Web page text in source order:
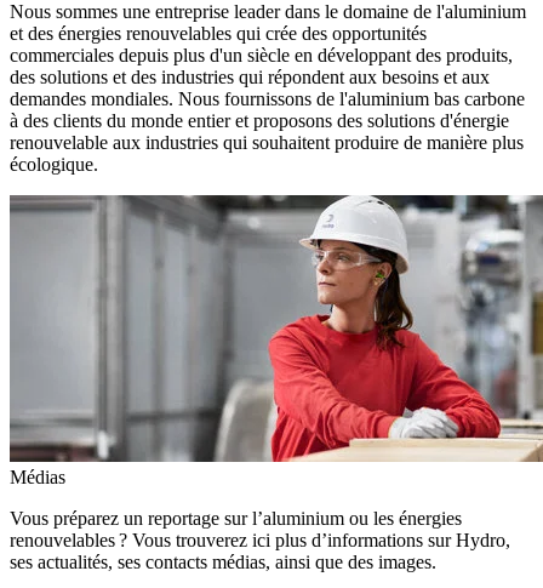
Nous sommes une entreprise leader dans le domaine de l'aluminium
et des énergies renouvelables qui crée des opportunités
commerciales depuis plus d'un siècle en développant des produits,
des solutions et des industries qui répondent aux besoins et aux
demandes mondiales. Nous fournissons de l'aluminium bas carbone
à des clients du monde entier et proposons des solutions d'énergie
renouvelable aux industries qui souhaitent produire de manière plus
écologique.
Médias
Vous préparez un reportage sur l’aluminium ou les énergies
renouvelables ? Vous trouverez ici plus d’informations sur Hydro,
ses actualités, ses contacts médias, ainsi que des images.